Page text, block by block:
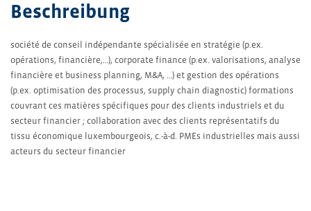
Beschreibung
société de conseil indépendante spécialisée en stratégie (p.ex.
opérations, financière,…), corporate finance (p.ex. valorisations, analyse
financière et business planning, M&A, …) et gestion des opérations
(p.ex. optimisation des processus, supply chain diagnostic) formations
couvrant ces matières spécifiques pour des clients industriels et du
secteur financier ; collaboration avec des clients représentatifs du
tissu économique luxembourgeois, c.-à-d. PMEs industrielles mais aussi
acteurs du secteur financier